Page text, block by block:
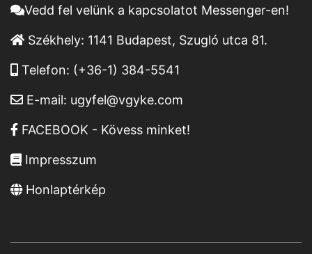
Vedd fel velünk a kapcsolatot Messenger-en!
Székhely: 1141 Budapest, Szugló utca 81.
Telefon: (+36-1) 384-5541
E-mail: ugyfel@vgyke.com
FACEBOOK - Kövess minket!
Impresszum
Honlaptérkép